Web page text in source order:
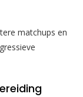
matchups en